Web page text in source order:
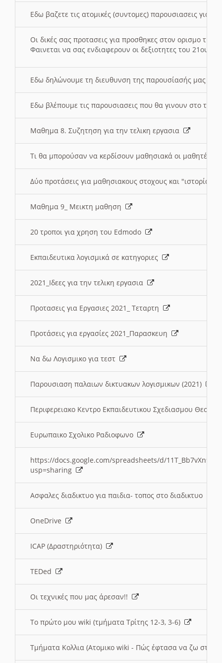
Εδω βαζετε τις ατομικές (συντομες) παρουσιασεις για
Οι δικές σας προτασεις για προσθηκες στον ορισμο
Φαινεται να σας ενδιαφερουν οι δεξιοτητες του 21ου
Εδω δηλώνουμε τη διευθυνση της παρουσίασής μας
Εδω βλέπουμε τις παρουσιασεις που θα γινουν στο
Μαθημα 8. Συζητηση για την τελικη εργασια
Τι θα μπορούσαν να κερδίσουν μαθησιακά οι μαθητές/
Δύο προτάσεις για μαθησιακους στοχους και "ιστορία"
Μαθημα 9_ Μεικτη μαθηση
20 τροποι για χρηση του Edmodo
Εκπαιδευτικα λογισμικά σε κατηγοριες
2021_Ιδεες για την τελικη εργασια
Προτασεις για Εργασιες 2021_ Τεταρτη
Προτάσεις για εργασίες 2021_Παρασκευη
Να δω Λογισμικο για τεστ
Παρουσιαση παλαιων δικτυακων λογισμικων (2021)
Περιφερειακο Κεντρο Εκπαιδευτικου Σχεδιασμου
Ευρωπαικο Σχολικο Ραδιοφωνο
https://docs.google.com/spreadsheets/d/
usp=sharing
Ασφαλες διαδικτυο για παιδια- τοπος στο διαδικτυο
OneDrive
ICAP (Δραστηριότητα)
TEDed
Οι τεχνικές που μας άρεσαν!!
Το πρώτο μου wiki (τμήματα Τρίτης 12-3, 3-6)
Τμήματα Κολλια (Ατομικο wiki - Πώς έφτασα να ζω στην